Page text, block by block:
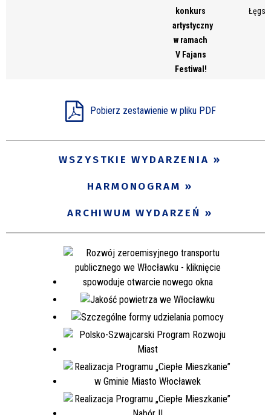
konkurs
artystyczny
w ramach
V Fajans
Festiwal!
Pobierz zestawienie w pliku PDF
WSZYSTKIE WYDARZENIA
HARMONOGRAM
ARCHIWUM WYDARZEŃ